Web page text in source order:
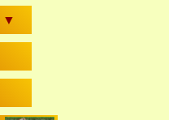
▼